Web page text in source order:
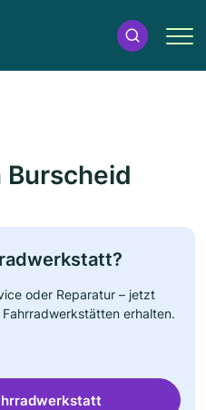
Burscheid
oder Reparatur – jetzt
erhalten.